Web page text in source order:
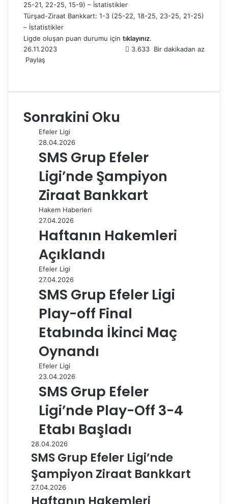
25-21, 22-25, 15-9) – İstatistikler
Türşad-Ziraat Bankkart: 1-3 (25-22, 18-25, 23-25, 21-25)
– İstatistikler
Ligde oluşan puan durumu için tıklayınız.
26.11.2023
3.633 Bir dakikadan az
Paylaş
c
b
o
n
e
d
m
r
n
e
r
d
i
t
a
s
A
p
p
l
g
r
a
m
P
s
t
a
i
l
y
l
a
z
ı
r
Sonrakini Oku
Efeler Ligi
28.04.2026
SMS Grup Efeler
Ligi’nde Şampiyon
Ziraat Bankkart
Hakem Haberleri
27.04.2026
Haftanın Hakemleri
Açıklandı
Efeler Ligi
27.04.2026
SMS Grup Efeler Ligi
Play-off Final
Etabında İkinci Maç
Oynandı
Efeler Ligi
23.04.2026
SMS Grup Efeler
Ligi’nde Play-Off 3-4
Etabı Başladı
28.04.2026
SMS Grup Efeler Ligi’nde
Şampiyon Ziraat Bankkart
27.04.2026